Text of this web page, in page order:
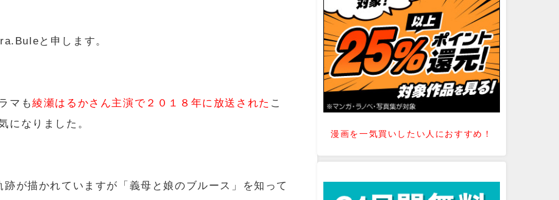
と申します。
マも綾瀬はるかさん主演で２０１８年に放送された こ
になりました。
が描かれていますが「義母と娘のブルース」を知って
漫画を一気買いしたい人におすすめ！